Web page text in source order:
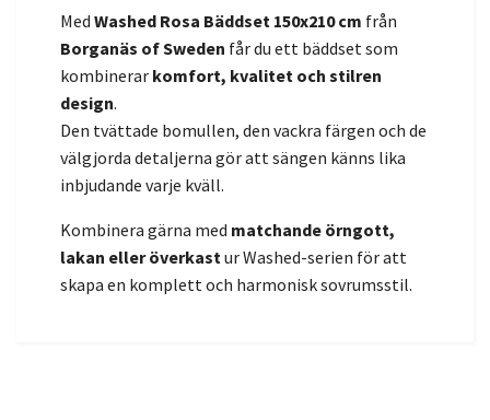
Med Washed Rosa Bäddset 150x210 cm från
Borganäs of Sweden får du ett bäddset som
kombinerar komfort, kvalitet och stilren
design.
Den tvättade bomullen, den vackra färgen och de
välgjorda detaljerna gör att sängen känns lika
inbjudande varje kväll.
Kombinera gärna med matchande örngott,
lakan eller överkast ur Washed-serien för att
skapa en komplett och harmonisk sovrumsstil.